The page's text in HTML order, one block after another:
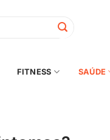
FITNESS SAÚDE